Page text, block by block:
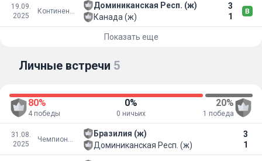
19.09.
2025
Континентальный чемпионат NORCECA
Доминиканская Респ. (ж)
3
1
Канада (ж)
Показать еще
Личные встречи 5
80%
4 победы
0%
0 ничьих
20%
1 победа
31.08.
2025
Чемпионат мира
Бразилия (ж)
3
1
Доминиканская Респ. (ж)